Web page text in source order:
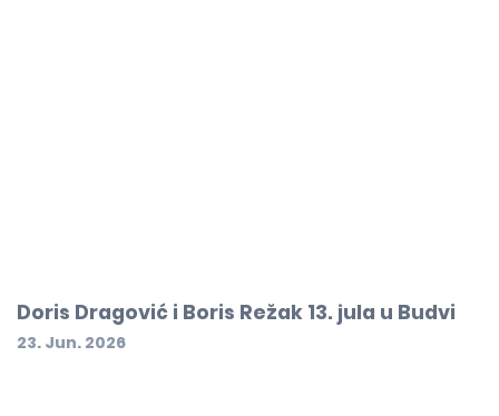
Doris Dragović i Boris Režak 13. jula u Budvi
23. Jun. 2026